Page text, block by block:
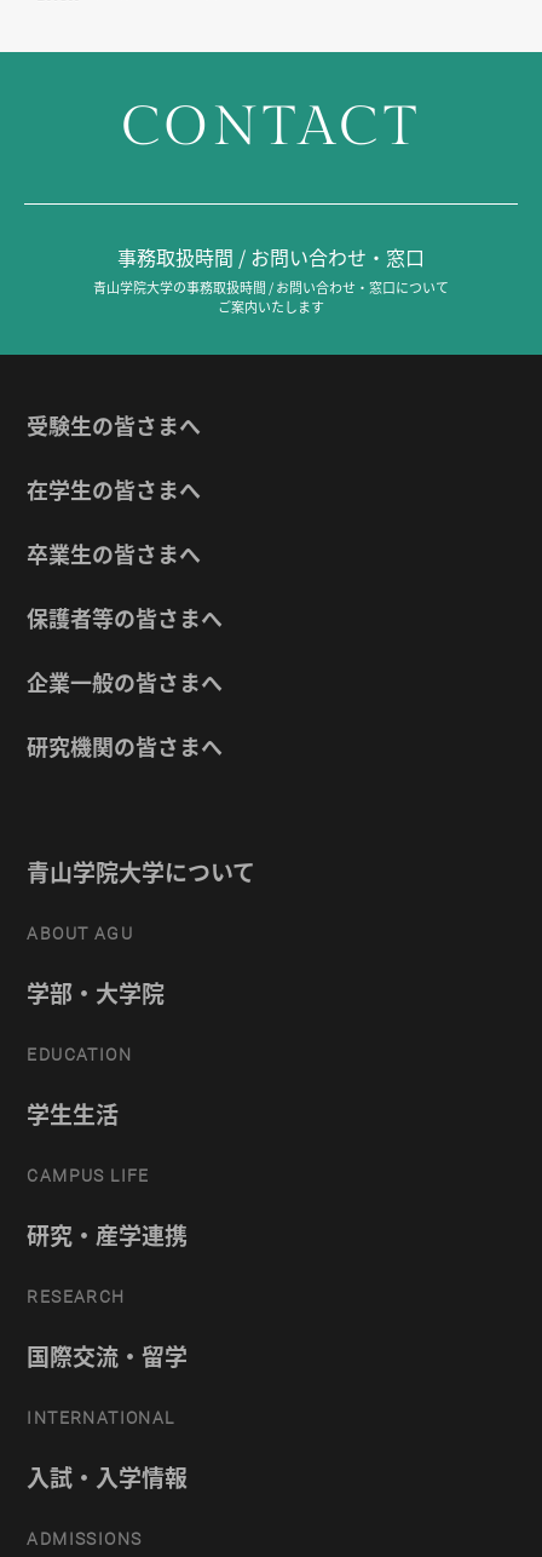
CONTACT
事務取扱時間 / お問い合わせ・窓口
青山学院大学の事務取扱時間 / お問い合わせ・窓口について
ご案内いたします
受験生の皆さまへ
在学生の皆さまへ
卒業生の皆さまへ
保護者等の皆さまへ
企業一般の皆さまへ
研究機関の皆さまへ
青山学院大学について
ABOUT AGU
学部・大学院
EDUCATION
学生生活
CAMPUS LIFE
研究・産学連携
RESEARCH
国際交流・留学
INTERNATIONAL
入試・入学情報
ADMISSIONS